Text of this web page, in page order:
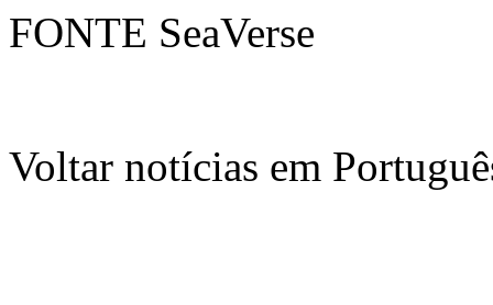
FONTE SeaVerse
Voltar notícias em